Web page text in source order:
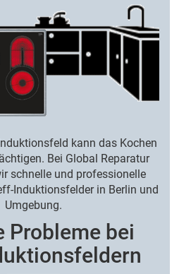
kann das Kochen
Bei Global Reparatur
schnelle und professionelle
Induktionsfelder in Berlin und
Umgebung.
Probleme bei